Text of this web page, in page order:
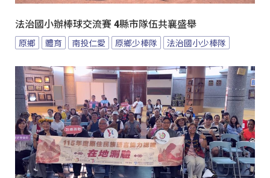
法治國小辦棒球交流賽 4縣市隊伍共襄盛舉
原鄉 體育 南投仁愛 原鄉少棒隊 法治國小少棒隊